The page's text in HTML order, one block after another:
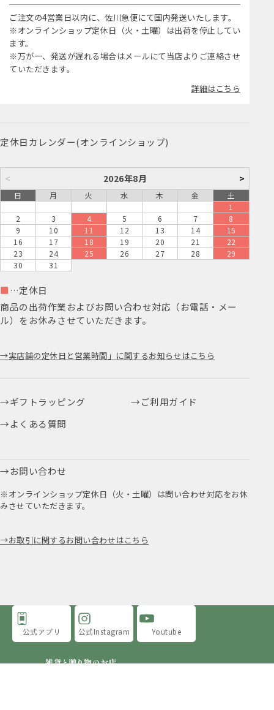
ご注文の4営業日以内に、佐川急便にて国内発送いたします。
※オンラインショップ定休日（火・土曜）は出荷を停止してい
ます。
※万が一、発送が遅れる場合はメールにて当店よりご連絡させ
ていただきます。
詳細はこちら
定休日カレンダー(オンラインショップ)
< 2026年8月 >
日 月 火 水 木 金
土
1
2
3 4 5 6 7
8
9
10 11 12 13 14
15
16
17 18 19 20 21
22
23
24 25 26 27 28
29
30
31
■ …定休日
商品の出荷作業およびお問い合わせ対応（お電話・メー
ル）をお休みさせていただきます。
実店舗の定休日と営業時間」に関するお知らせはこちら
ギフトラッピング
ご利用ガイド
よくある質問
お問い合わせ
※オンラインショップ定休日（火・土曜）は問い合わせ対応をお休
みさせていただきます。
お取引に関するお問い合わせはこちら
公式アプリ 公式Instagram Youtube